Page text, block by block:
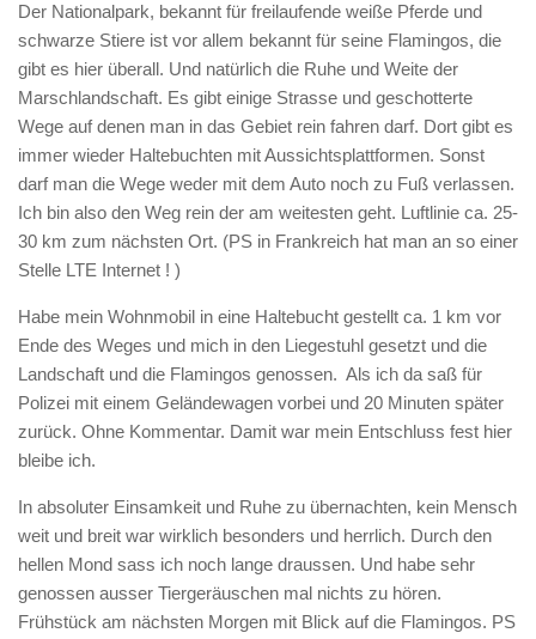
Der Nationalpark, bekannt für freilaufende weiße Pferde und
schwarze Stiere ist vor allem bekannt für seine Flamingos, die
gibt es hier überall. Und natürlich die Ruhe und Weite der
Marschlandschaft. Es gibt einige Strasse und geschotterte
Wege auf denen man in das Gebiet rein fahren darf. Dort gibt es
immer wieder Haltebuchten mit Aussichtsplattformen. Sonst
darf man die Wege weder mit dem Auto noch zu Fuß verlassen.
Ich bin also den Weg rein der am weitesten geht. Luftlinie ca. 25-
30 km zum nächsten Ort. (PS in Frankreich hat man an so einer
Stelle LTE Internet ! )
Habe mein Wohnmobil in eine Haltebucht gestellt ca. 1 km vor
Ende des Weges und mich in den Liegestuhl gesetzt und die
Landschaft und die Flamingos genossen. Als ich da saß für
Polizei mit einem Geländewagen vorbei und 20 Minuten später
zurück. Ohne Kommentar. Damit war mein Entschluss fest hier
bleibe ich.
In absoluter Einsamkeit und Ruhe zu übernachten, kein Mensch
weit und breit war wirklich besonders und herrlich. Durch den
hellen Mond sass ich noch lange draussen. Und habe sehr
genossen ausser Tiergeräuschen mal nichts zu hören.
Frühstück am nächsten Morgen mit Blick auf die Flamingos. PS